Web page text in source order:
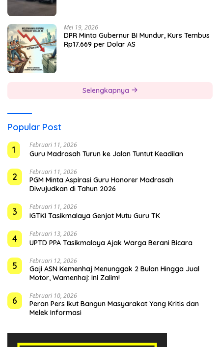
Mei 19, 2026
DPR Minta Gubernur BI Mundur, Kurs Tembus
Rp17.669 per Dolar AS
Selengkapnya
Popular Post
1
Februari 11, 2026
Guru Madrasah Turun ke Jalan Tuntut Keadilan
2 Februari 11, 2026
PGM Minta Aspirasi Guru Honorer Madrasah
Diwujudkan di Tahun 2026
3 Februari 11, 2026
IGTKI Tasikmalaya Genjot Mutu Guru TK
4 Februari 13, 2026
UPTD PPA Tasikmalaya Ajak Warga Berani Bicara
5 Februari 12, 2026
Gaji ASN Kemenhaj Menunggak 2 Bulan Hingga Jual
Motor, Wamenhaj: Ini Zalim!
6 Februari 10, 2026
Peran Pers Ikut Bangun Masyarakat Yang Kritis dan
Melek Informasi